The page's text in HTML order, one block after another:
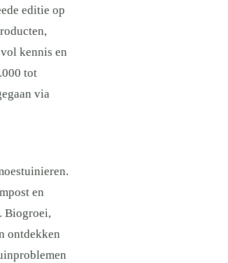
editie op
kennis en
tot
via
en
Biogroei,
ontdekken